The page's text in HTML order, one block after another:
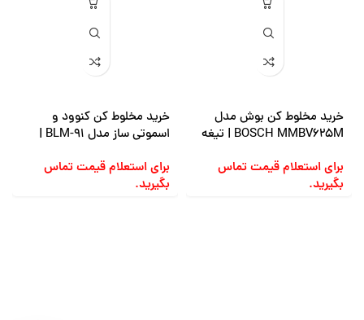
خرید مخلوط کن بوش مدل
BOSCH MMBV625M | تیغه
برای استعلام قیمت تماس
بگیرید.
خرید مخلوط کن کنوود و
اسموتی ساز مدل BLM-91 |
برای استعلام قیمت تماس
بگیرید.